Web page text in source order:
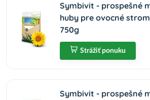
Symbivit - prospešné
huby pre ovocné
750g
Strážiť ponuku
Symbivit - prospešné